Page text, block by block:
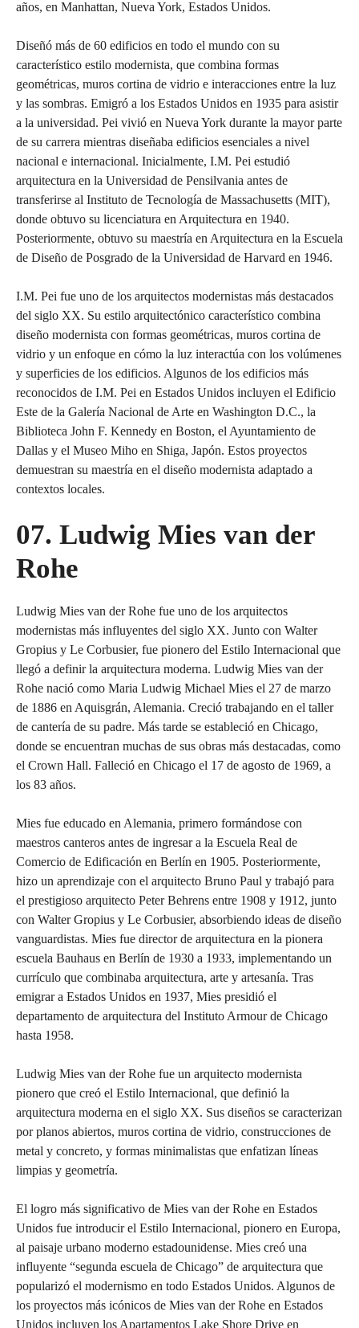
años, en Manhattan, Nueva York, Estados Unidos.
Diseñó más de 60 edificios en todo el mundo con su
característico estilo modernista, que combina formas
geométricas, muros cortina de vidrio e interacciones entre la luz
y las sombras. Emigró a los Estados Unidos en 1935 para asistir
a la universidad. Pei vivió en Nueva York durante la mayor parte
de su carrera mientras diseñaba edificios esenciales a nivel
nacional e internacional. Inicialmente, I.M. Pei estudió
arquitectura en la Universidad de Pensilvania antes de
transferirse al Instituto de Tecnología de Massachusetts (MIT),
donde obtuvo su licenciatura en Arquitectura en 1940.
Posteriormente, obtuvo su maestría en Arquitectura en la Escuela
de Diseño de Posgrado de la Universidad de Harvard en 1946.
I.M. Pei fue uno de los arquitectos modernistas más destacados
del siglo XX. Su estilo arquitectónico característico combina
diseño modernista con formas geométricas, muros cortina de
vidrio y un enfoque en cómo la luz interactúa con los volúmenes
y superficies de los edificios. Algunos de los edificios más
reconocidos de I.M. Pei en Estados Unidos incluyen el Edificio
Este de la Galería Nacional de Arte en Washington D.C., la
Biblioteca John F. Kennedy en Boston, el Ayuntamiento de
Dallas y el Museo Miho en Shiga, Japón. Estos proyectos
demuestran su maestría en el diseño modernista adaptado a
contextos locales.
07. Ludwig Mies van der
Rohe
Ludwig Mies van der Rohe fue uno de los arquitectos
modernistas más influyentes del siglo XX. Junto con Walter
Gropius y Le Corbusier, fue pionero del Estilo Internacional que
llegó a definir la arquitectura moderna. Ludwig Mies van der
Rohe nació como Maria Ludwig Michael Mies el 27 de marzo
de 1886 en Aquisgrán, Alemania. Creció trabajando en el taller
de cantería de su padre. Más tarde se estableció en Chicago,
donde se encuentran muchas de sus obras más destacadas, como
el Crown Hall. Falleció en Chicago el 17 de agosto de 1969, a
los 83 años.
Mies fue educado en Alemania, primero formándose con
maestros canteros antes de ingresar a la Escuela Real de
Comercio de Edificación en Berlín en 1905. Posteriormente,
hizo un aprendizaje con el arquitecto Bruno Paul y trabajó para
el prestigioso arquitecto Peter Behrens entre 1908 y 1912, junto
con Walter Gropius y Le Corbusier, absorbiendo ideas de diseño
vanguardistas. Mies fue director de arquitectura en la pionera
escuela Bauhaus en Berlín de 1930 a 1933, implementando un
currículo que combinaba arquitectura, arte y artesanía. Tras
emigrar a Estados Unidos en 1937, Mies presidió el
departamento de arquitectura del Instituto Armour de Chicago
hasta 1958.
Ludwig Mies van der Rohe fue un arquitecto modernista
pionero que creó el Estilo Internacional, que definió la
arquitectura moderna en el siglo XX. Sus diseños se caracterizan
por planos abiertos, muros cortina de vidrio, construcciones de
metal y concreto, y formas minimalistas que enfatizan líneas
limpias y geometría.
El logro más significativo de Mies van der Rohe en Estados
Unidos fue introducir el Estilo Internacional, pionero en Europa,
al paisaje urbano moderno estadounidense. Mies creó una
influyente “segunda escuela de Chicago” de arquitectura que
popularizó el modernismo en todo Estados Unidos. Algunos de
los proyectos más icónicos de Mies van der Rohe en Estados
Unidos incluyen los Apartamentos Lake Shore Drive en